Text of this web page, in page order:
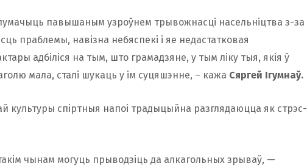
павышаным узроўнем трывожнасці насельніцтва з-за
праблемы, навізна небяспекі і яе недастатковая
адбіліся на тым, што грамадзяне, у тым ліку тыя, якія ў
мала, сталі шукаць у ім суцяшэнне, – кажа Сяргей Ігумнаў.
культуры спіртныя напоі традыцыйна разглядаюцца як стрэс-
чынам могуць прыводзіць да алкагольных зрываў, —